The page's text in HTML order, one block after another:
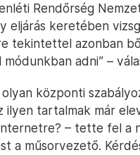
Rendőrség
eljárás keretében
tekintettel azonban
adni” –
központi
ilyen tartalmak már
– tette fel a
a műsorvezető.